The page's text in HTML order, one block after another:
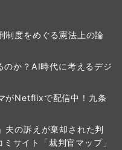
制度をめぐる憲法上の論
か？AI時代に考えるデジ
がNetflixで配信中！九条
夫の訴えが棄却された判
サイト「裁判官マップ」